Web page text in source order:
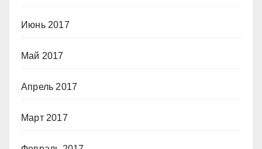
Июнь 2017
Май 2017
Апрель 2017
Март 2017